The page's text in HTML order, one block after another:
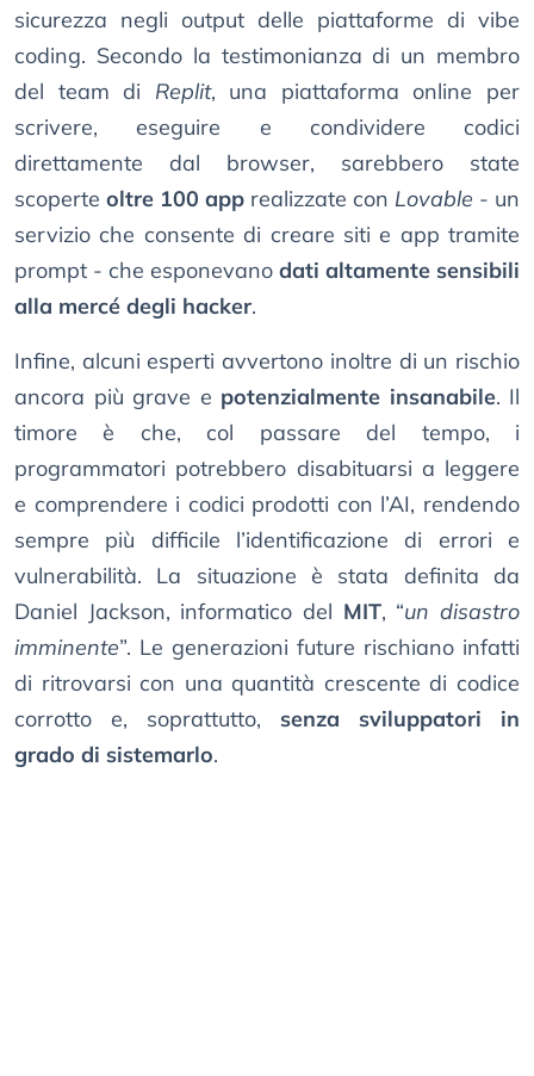
sicurezza negli output delle piattaforme di vibe
coding. Secondo la testimonianza di un membro
del team di Replit, una piattaforma online per
scrivere, eseguire e condividere codici
direttamente dal browser, sarebbero state
scoperte oltre 100 app realizzate con Lovable - un
servizio che consente di creare siti e app tramite
prompt - che esponevano dati altamente sensibili
alla mercé degli hacker.
Infine, alcuni esperti avvertono inoltre di un rischio
ancora più grave e potenzialmente insanabile. Il
timore è che, col passare del tempo, i
programmatori potrebbero disabituarsi a leggere
e comprendere i codici prodotti con l’AI, rendendo
sempre più difficile l’identificazione di errori e
vulnerabilità. La situazione è stata definita da
Daniel Jackson, informatico del MIT, “un disastro
imminente”. Le generazioni future rischiano infatti
di ritrovarsi con una quantità crescente di codice
corrotto e, soprattutto, senza sviluppatori in
grado di sistemarlo.